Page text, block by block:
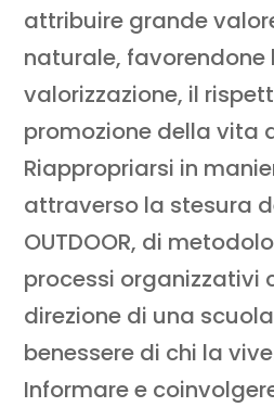
attribuire grande
naturale, favorendone
valorizzazione, il
promozione della vita
Riappropriarsi in
attraverso la stesura
OUTDOOR, di
processi organizzativi
direzione di una
benessere di chi la
Informare e